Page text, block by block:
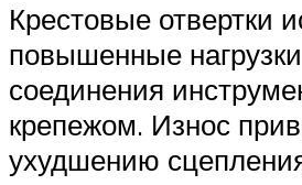
Крестовые отвертки
повышенные
соединения
крепежом. Износ
ухудшению